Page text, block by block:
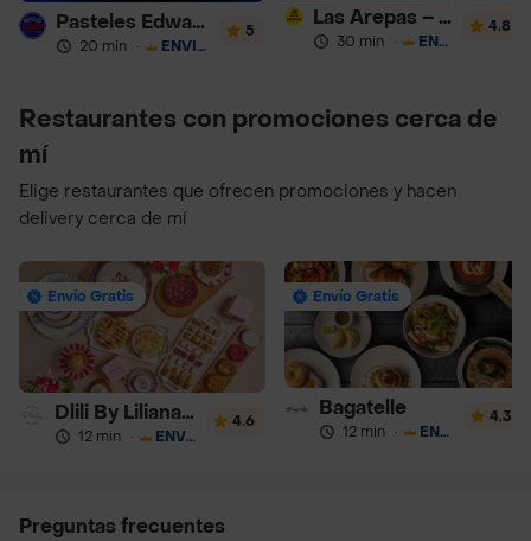
Pasteles Edward
20 min · ENVÍO GRATIS
5
Las Arepas – Arepas Rellenas
30 min · ENVÍO GRATIS
4.8
Restaurantes con promociones cerca de
mí
Elige restaurantes que ofrecen promociones y hacen
delivery cerca de mí
Envío Gratis
Dlili By Liliana Arango
12 min · ENVÍO GRATIS
4.6
Envío Gratis
Bagatelle
12 min · ENVÍO GRATIS
4.3
Preguntas frecuentes